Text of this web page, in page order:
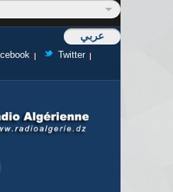
عربي
Twitter
recherche